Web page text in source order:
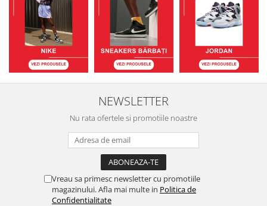
NEWSLETTER
Nu rata ofertele si promotiile noastre
Vreau sa primesc newsletter cu promotiile
magazinului. Afla mai multe in Politica de
Confidentialitate